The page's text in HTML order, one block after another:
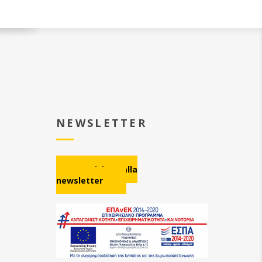
NEWSLETTER
Iscrizione alla
newsletter